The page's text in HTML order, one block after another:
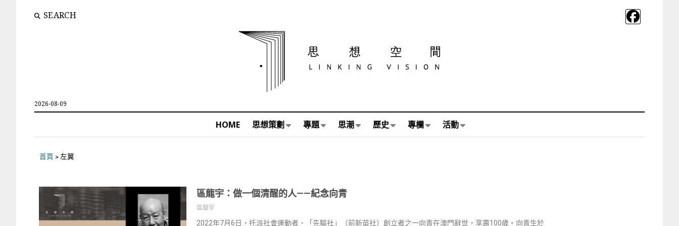
SEARCH
2026-08-09
HOME 思想策劃 專題 思潮 歷史 專欄 活動
首頁 >左翼
區龍宇：做一個清醒的人——紀念向青
區龍宇
2022年7月6日，托派社會運動者、「先驅社」（前新苗社）創立者之一向青在澳門辭世，享壽100歲。向青生於